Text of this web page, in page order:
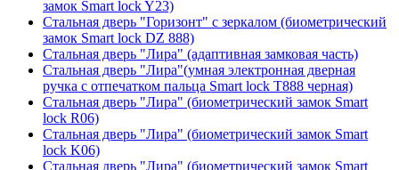
замок Smart lock Y23)
Стальная дверь "Горизонт" с зеркалом (биометрический
замок Smart lock DZ 888)
Стальная дверь "Лира" (адаптивная замковая часть)
Стальная дверь "Лира"(умная электронная дверная
ручка с отпечатком пальца Smart lock T888 черная)
Стальная дверь "Лира" (биометрический замок Smart
lock R06)
Стальная дверь "Лира" (биометрический замок Smart
lock K06)
Стальная дверь "Лира" (биометрический замок Smart